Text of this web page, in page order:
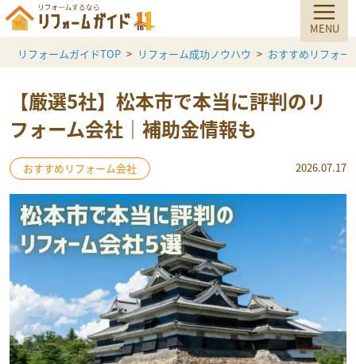
リフォームガイドTOP リフォーム成功ノウハウ おすすめリフォー
【厳選5社】松本市で本当に評判のリ
フォーム会社｜補助金情報も
おすすめリフォーム会社 2026.07.17